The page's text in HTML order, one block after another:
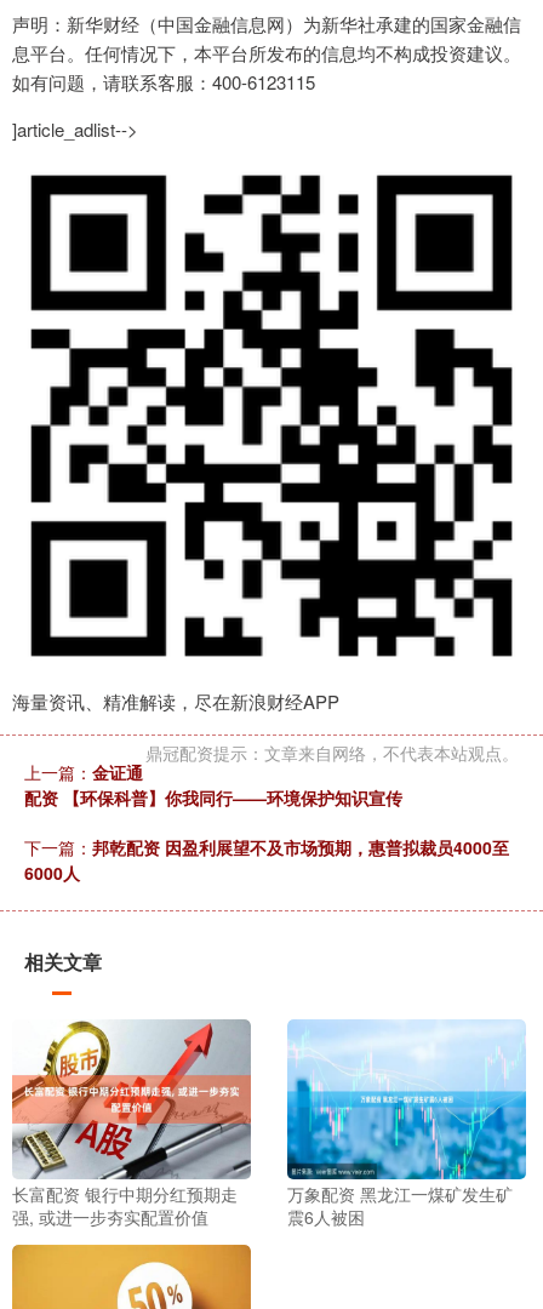
声明：新华财经（中国金融信息网）为新华社承建的国家金融信
息平台。任何情况下，本平台所发布的信息均不构成投资建议。
如有问题，请联系客服：400-6123115
]article_adlist-->
海量资讯、精准解读，尽在新浪财经APP
鼎冠配资提示：文章来自网络，不代表本站观点。
上一篇： 金证通
配资 【环保科普】你我同行——环境保护知识宣传
下一篇： 邦乾配资 因盈利展望不及市场预期，惠普拟裁员4000至
6000人
相关文章
长富配资 银行中期分红预期走
强, 或进一步夯实配置价值
万象配资 黑龙江一煤矿发生矿
震6人被困